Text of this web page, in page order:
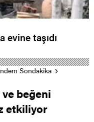
evine taşıdı
Sondakika
ve beğeni
etkiliyor